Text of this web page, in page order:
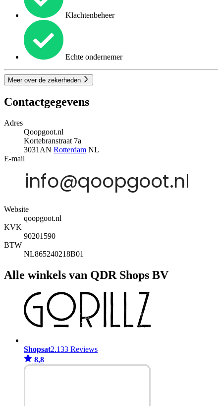
Klachtenbeheer
Echte ondernemer
Meer over de zekerheden
Contactgegevens
Adres
Qoopgoot.nl
Kortebranstraat 7a
3031AN Rotterdam NL
E-mail
Website
qoopgoot.nl
KVK
90201590
BTW
NL865240218B01
Alle winkels van QDR Shops BV
Shopsat2.133 Reviews
8,8